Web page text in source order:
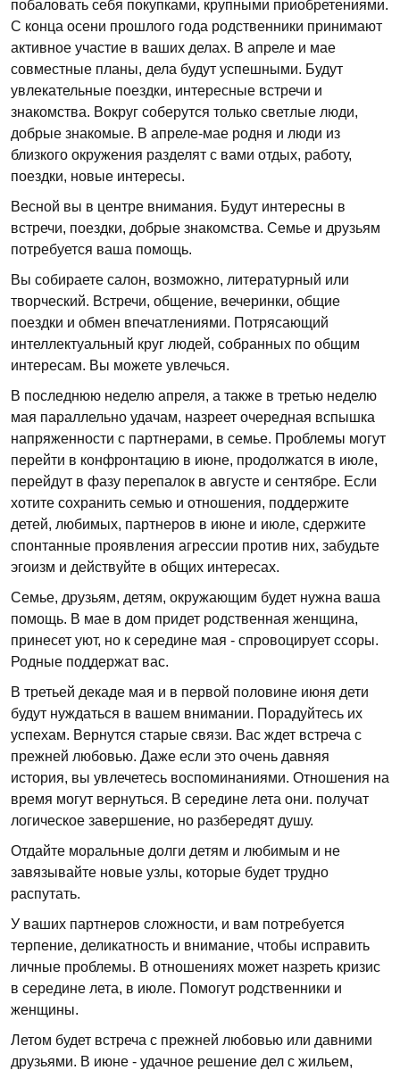
побаловать себя покупками, крупными приобретениями.
С конца осени прошлого года родственники принимают
активное участие в ваших делах. В апреле и мае
совместные планы, дела будут успешными. Будут
увлекательные поездки, интересные встречи и
знакомства. Вокруг соберутся только светлые люди,
добрые знакомые. В апреле-мае родня и люди из
близкого окружения разделят с вами отдых, работу,
поездки, новые интересы.
Весной вы в центре внимания. Будут интересны в
встречи, поездки, добрые знакомства. Семье и друзьям
потребуется ваша помощь.
Вы собираете салон, возможно, литературный или
творческий. Встречи, общение, вечеринки, общие
поездки и обмен впечатлениями. Потрясающий
интеллектуальный круг людей, собранных по общим
интересам. Вы можете увлечься.
В последнюю неделю апреля, а также в третью неделю
мая параллельно удачам, назреет очередная вспышка
напряженности с партнерами, в семье. Проблемы могут
перейти в конфронтацию в июне, продолжатся в июле,
перейдут в фазу перепалок в августе и сентябре. Если
хотите сохранить семью и отношения, поддержите
детей, любимых, партнеров в июне и июле, сдержите
спонтанные проявления агрессии против них, забудьте
эгоизм и действуйте в общих интересах.
Семье, друзьям, детям, окружающим будет нужна ваша
помощь. В мае в дом придет родственная женщина,
принесет уют, но к середине мая - спровоцирует ссоры.
Родные поддержат вас.
В третьей декаде мая и в первой половине июня дети
будут нуждаться в вашем внимании. Порадуйтесь их
успехам. Вернутся старые связи. Вас ждет встреча с
прежней любовью. Даже если это очень давняя
история, вы увлечетесь воспоминаниями. Отношения на
время могут вернуться. В середине лета они. получат
логическое завершение, но разбередят душу.
Отдайте моральные долги детям и любимым и не
завязывайте новые узлы, которые будет трудно
распутать.
У ваших партнеров сложности, и вам потребуется
терпение, деликатность и внимание, чтобы исправить
личные проблемы. В отношениях может назреть кризис
в середине лета, в июле. Помогут родственники и
женщины.
Летом будет встреча с прежней любовью или давними
друзьями. В июне - удачное решение дел с жильем,